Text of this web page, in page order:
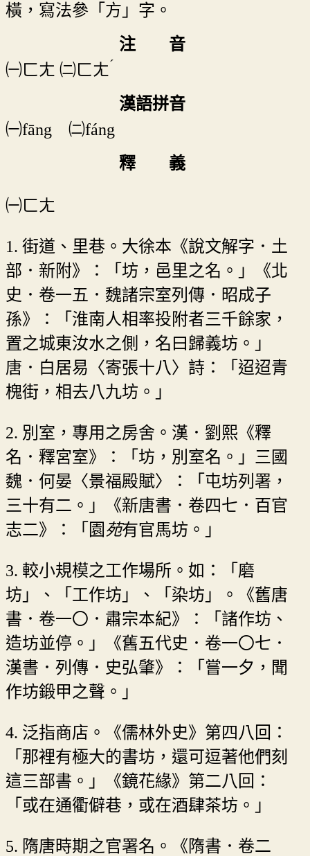
橫，寫法參「方」字。
注 音
㈠ㄈㄤ ㈡ㄈㄤˊ
漢語拼音
㈠fāng ㈡fáng
釋 義
㈠ㄈㄤ
1. 街道、里巷。大徐本《說文解字．土
部．新附》：「坊，邑里之名。」《北
史．卷一五．魏諸宗室列傳．昭成子
孫》：「淮南人相率投附者三千餘家，
置之城東汝水之側，名曰歸義坊。」
唐．白居易〈寄張十八〉詩：「迢迢青
槐街，相去八九坊。」
2. 別室，專用之房舍。漢．劉熙《釋
名．釋宮室》：「坊，別室名。」三國
魏．何晏〈景福殿賦〉：「屯坊列署，
三十有二。」《新唐書．卷四七．百官
志二》：「園 苑有官馬坊。」
3. 較小規模之工作場所。如：「磨
坊」、「工作坊」、「染坊」。《舊唐
書．卷一〇．肅宗本紀》：「諸作坊、
造坊並停。」《舊五代史．卷一〇七．
漢書．列傳．史弘肇》：「嘗一夕，聞
作坊鍛甲之聲。」
4. 泛指商店。《儒林外史》第四八回：
「那裡有極大的書坊，還可逗著他們刻
這三部書。」《鏡花緣》第二八回：
「或在通衢僻巷，或在酒肆茶坊。」
5. 隋唐時期之官署名。《隋書．卷二